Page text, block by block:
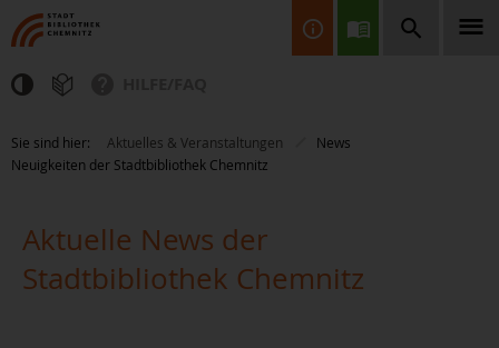
Finden Sie Informationen, Bücher, CDs & DVDs, Spiele, BluRays,
Zeitschriften und vieles mehr...
Sie sind hier: Aktuelles & Veranstaltungen
News
Neuigkeiten der Stadtbibliothek Chemnitz
Aktuelle News der
Stadtbibliothek Chemnitz